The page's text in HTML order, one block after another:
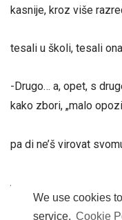
We use cookies
service. Cookie
kasnije, kroz više
tesali u školi, tesali
-Drugo… a, opet, s
kako zbori, „malo
pa di ne’š virovat
Aaaaa..!!??